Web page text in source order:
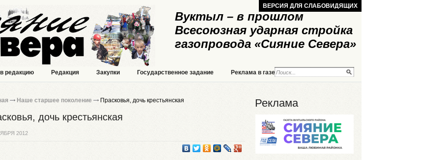
Вуктыл – в прошлом
Всесоюзная ударная стройка
газопровода «Сияние Севера»
ВЕРСИЯ ДЛЯ СЛАБОВИДЯЩИХ
редакцию Редакция Закупки Государственное задание Реклама в газете Реклама на сайте
Наше старшее поколение Прасковья, дочь крестьянская
дочь крестьянская
2012
Реклама